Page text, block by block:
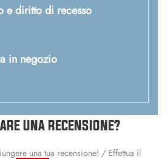
e diritto di recesso
in negozio
UNA RECENSIONE?
una tua recensione! / Effettua il